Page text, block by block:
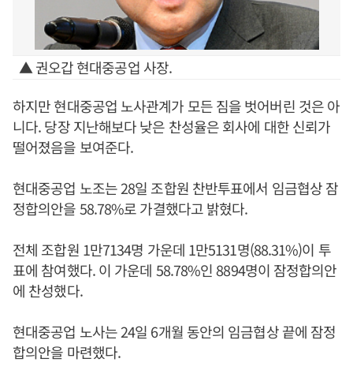
▲ 권오갑 현대중공업 사장.
하지만 현대중공업 노사관계가 모든 짐을 벗어버린 것은 아
니다. 당장 지난해보다 낮은 찬성율은 회사에 대한 신뢰가
떨어졌음을 보여준다.
현대중공업 노조는 28일 조합원 찬반투표에서 임금협상 잠
정합의안을 58.78%로 가결했다고 밝혔다.
전체 조합원 1만7134명 가운데 1만5131명(88.31%)이 투
표에 참여했다. 이 가운데 58.78%인 8894명이 잠정합의안
에 찬성했다.
현대중공업 노사는 24일 6개월 동안의 임금협상 끝에 잠정
합의안을 마련했다.